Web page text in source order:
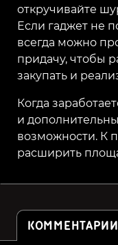
откручивайте
Если гаджет не
всегда можно
придачу, чтобы
закупать и
Когда
и
возможности. К
расширить
КОММЕНТАРИИ